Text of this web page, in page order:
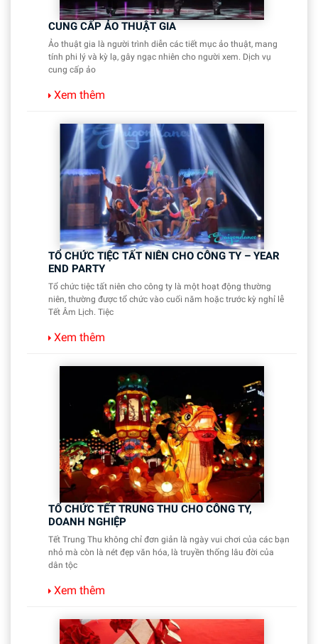
CUNG CẤP ẢO THUẬT GIA
Ảo thuật gia là người trình diễn các tiết mục ảo thuật, mang
tính phi lý và kỳ lạ, gây ngạc nhiên cho người xem. Dịch vụ
cung cấp ảo
Xem thêm
TỔ CHỨC TIỆC TẤT NIÊN CHO CÔNG TY – YEAR
END PARTY
Tổ chức tiệc tất niên cho công ty là một hoạt động thường
niên, thường được tổ chức vào cuối năm hoặc trước kỳ nghỉ lễ
Tết Âm Lịch. Tiệc
Xem thêm
TỔ CHỨC TẾT TRUNG THU CHO CÔNG TY,
DOANH NGHIỆP
Tết Trung Thu không chỉ đơn giản là ngày vui chơi của các bạn
nhỏ mà còn là nét đẹp văn hóa, là truyền thống lâu đời của
dân tộc
Xem thêm